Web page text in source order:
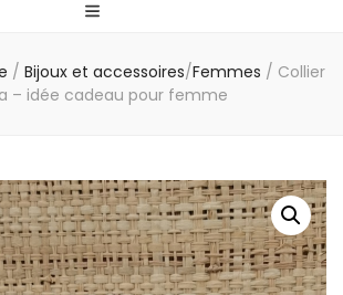
/ Bijoux et accessoires/Femmes / Collier
– idée cadeau pour femme